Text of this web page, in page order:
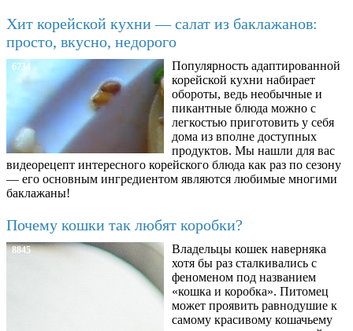
Хит корейской кухни — салат из баклажанов:
просто, вкусно, недорого
6734
Популярность адаптированной
корейской кухни набирает
обороты, ведь необычные и
пикантные блюда можно с
легкостью приготовить у себя
дома из вполне доступных
продуктов. Мы нашли для вас
видеорецепт интересного корейского блюда как раз по сезону
— его основным ингредиентом являются любимые многими
баклажаны!
Почему кошки так любят коробки?
8845
Владельцы кошек наверняка
хотя бы раз сталкивались с
феноменом под названием
«кошка и коробка». Питомец
может проявить равнодушие к
самому красивому кошачьему